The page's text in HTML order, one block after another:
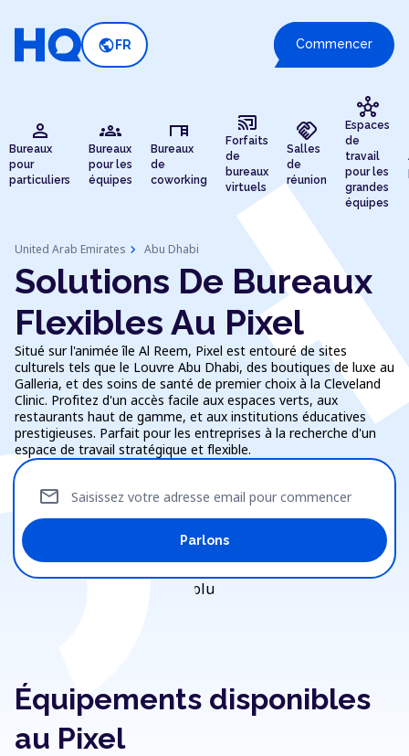
public FR Commencer
person
Bureaux
pour
particuliers
groups
Bureaux
pour les
équipes
desk
Bureaux
de
coworking
cast_connected
Forfaits
de
bureaux
virtuels
handshake
Salles
de
réunion
hub
Espaces
de
travail
pour les
grandes
équipes
United Arab Emirates chevron_right Abu Dhabi
Solutions De Bureaux
Flexibles Au Pixel
Situé sur l'animée île Al Reem, Pixel est entouré de sites
culturels tels que le Louvre Abu Dhabi, des boutiques de luxe au
Galleria, et des soins de santé de premier choix à la Cleveland
Clinic. Profitez d'un accès facile aux espaces verts, aux
restaurants haut de gamme, et aux institutions éducatives
prestigieuses. Parfait pour les entreprises à la recherche d'un
espace de travail stratégique et flexible.
Saisissez votre adresse email pour commencer
mail
Parlons
Équipements disponibles
au Pixel